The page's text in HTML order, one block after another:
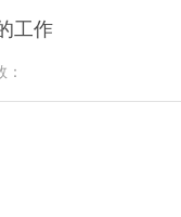
工作